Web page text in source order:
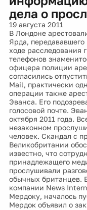
дела о
19 августа 2011
В Лондоне
Ярда,
ходе расследования
телефонов
офицера полиции
согласились
Mail, практически
операции также
Эванса. Его
голосовой почте.
октября 2011 года.
незаконном
человек. Скандал с
Великобритании
известно, что
принадлежащего
прослушивали
обычных британцев.
компании News
Мердоку, началось
Мердок объявил о